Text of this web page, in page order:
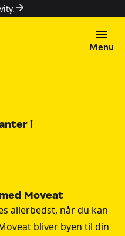
Menu
i
Moveat
allerbedst, når du kan
bliver byen til din